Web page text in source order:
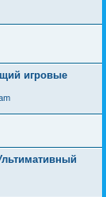
игровые